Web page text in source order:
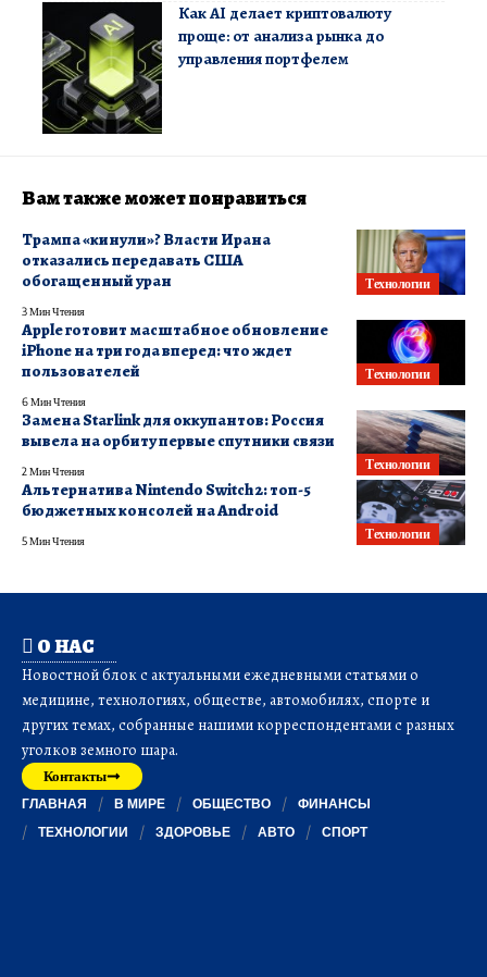
Как AI делает криптовалюту
проще: от анализа рынка до
управления портфелем
Вам также может понравиться
Технологии
Трампа «кинули»? Власти Ирана
отказались передавать США
обогащенный уран
3 Мин Чтения
Технологии
Apple готовит масштабное обновление
iPhone на три года вперед: что ждет
пользователей
6 Мин Чтения
Технологии
Замена Starlink для оккупантов: Россия
вывела на орбиту первые спутники связи
2 Мин Чтения
Технологии
Альтернатива Nintendo Switch 2: топ-5
бюджетных консолей на Android
5 Мин Чтения
О НАС
Новостной блок с актуальными ежедневными статьями о
медицине, технологиях, обществе, автомобилях, спорте и
других темах, собранные нашими корреспондентами с разных
уголков земного шара.
Контакты
ГЛАВНАЯ В МИРЕ ОБЩЕСТВО
ФИНАНСЫ
ТЕХНОЛОГИИ
ЗДОРОВЬЕ АВТО СПОРТ